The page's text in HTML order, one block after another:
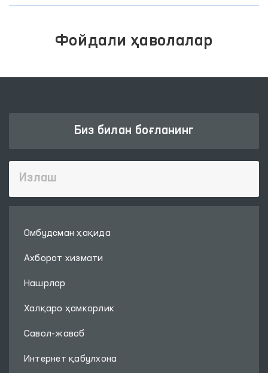
Фойдали ҳаволалар
Биз билан боғланинг
Омбудсман ҳақида
Ахборот хизмати
Нашрлар
Халқаро ҳамкорлик
Савол-жавоб
Интернет қабулхона